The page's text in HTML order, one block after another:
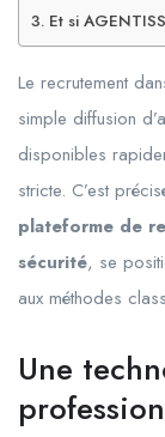
Et si
Le recrutement
simple diffusion
disponibles
stricte. C’est
plateforme de
sécurité, se
aux méthodes
Une